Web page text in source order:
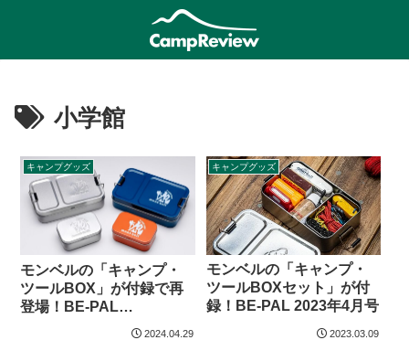
小学館
キャンプグッズ
モンベルの「キャンプ・
ツールBOX」が付録で再
登場！BE-PAL
OUTDOOR KIT BOX
2024.04.29
キャンプグッズ
モンベルの「キャンプ・
ツールBOXセット」が付
録！BE-PAL 2023年4月号
2023.03.09